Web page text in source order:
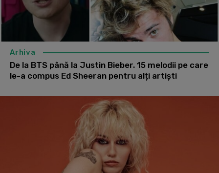
Arhiva
De la BTS până la Justin Bieber. 15 melodii pe care
le-a compus Ed Sheeran pentru alți artiști